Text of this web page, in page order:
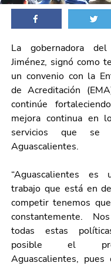
La gobernadora
Jiménez, signó como
un convenio con la
de Acreditación
continúe
mejora continua en
servicios que se
Aguascalientes.
“Aguascalientes
trabajo que está en
competir tenemos
constantemente.
todas estas
posible el
Aguascalientes, pues